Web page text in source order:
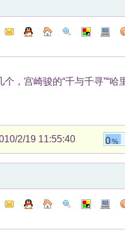
个，宫崎骏的“千与千寻”“哈
2/19 11:55:40 0%